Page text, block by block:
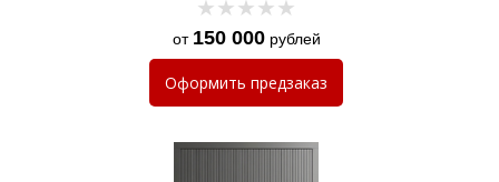
от 150 000рублей
Оформить предзаказ